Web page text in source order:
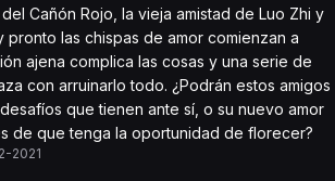
Cañón Rojo, la vieja amistad de Luo Zhi y
pronto las chispas de amor comienzan a
ajena complica las cosas y una serie de
con arruinarlo todo. ¿Podrán estos amigos
que tienen ante sí, o su nuevo amor
de que tenga la oportunidad de florecer?
2021